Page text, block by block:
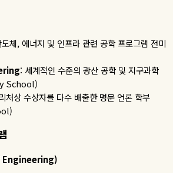
체, 에너지 및 인프라 관련 공학 프로그램 전미
: 세계적인 수준의 광산 공학 및 지구과학
School)
처상수상자를 다수 배출한 명문 언론 학부